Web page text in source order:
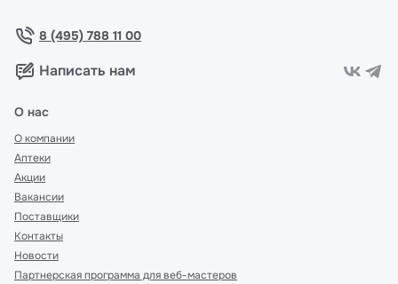
8 (495) 788 11 00
Написать нам
О нас
О компании
Аптеки
Акции
Вакансии
Поставщики
Контакты
Новости
Партнерская программа для веб-мастеров